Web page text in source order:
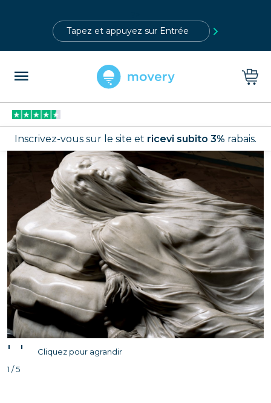
Inscrivez-vous sur le site et ricevi subito 3% rabais.
' '
Cliquez pour agrandir
1 / 5